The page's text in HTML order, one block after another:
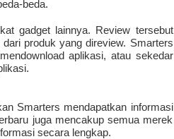
beda.
gadget lainnya. Review tersebut
produk yang direview. Smarters
aplikasi, atau sekedar
Smarters mendapatkan informasi
juga mencakup semua merek
secara lengkap.